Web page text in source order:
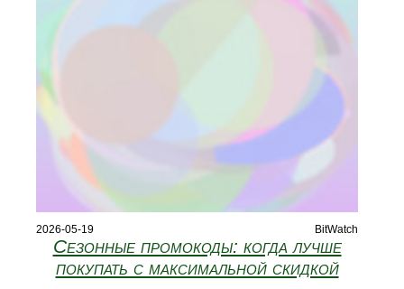
2026-05-19 BitWatch
Сезонные промокоды: когда лучше
покупать с максимальной скидкой